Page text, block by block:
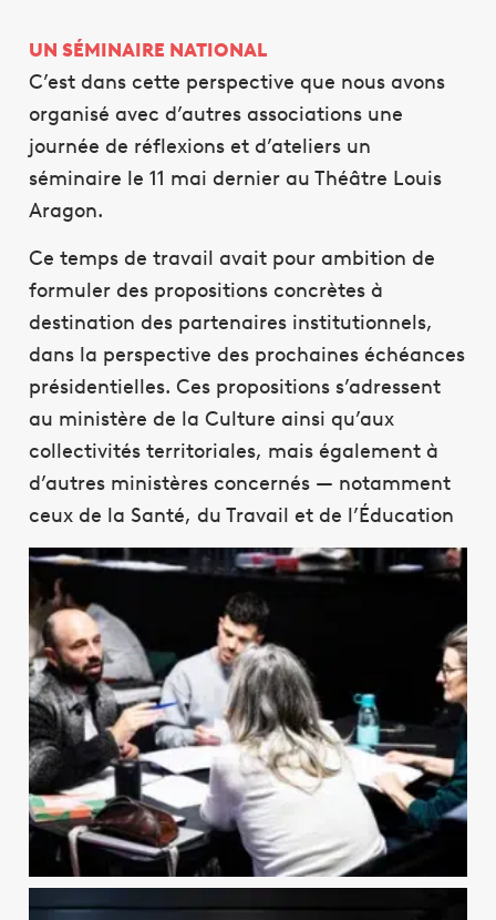
UN SÉMINAIRE NATIONAL
C’est dans cette perspective que nous avons
organisé avec d’autres associations une
journée de réflexions et d’ateliers un
séminaire le 11 mai dernier au Théâtre Louis
Aragon.
Ce temps de travail avait pour ambition de
formuler des propositions concrètes à
destination des partenaires institutionnels,
dans la perspective des prochaines échéances
présidentielles. Ces propositions s’adressent
au ministère de la Culture ainsi qu’aux
collectivités territoriales, mais également à
d’autres ministères concernés — notamment
ceux de la Santé, du Travail et de l’Éducation